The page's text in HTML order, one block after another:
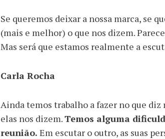
Se queremos deixar a nossa marca, se
(mais e melhor) o que nos dizem.
Mas será que estamos realmente a
Carla Rocha
Ainda temos trabalho a fazer no que diz
elas nos dizem.Temos alguma
reunião. Em escutar o outro, as suas